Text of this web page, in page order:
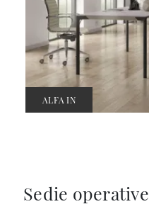
ALFA IN
Sedie operative